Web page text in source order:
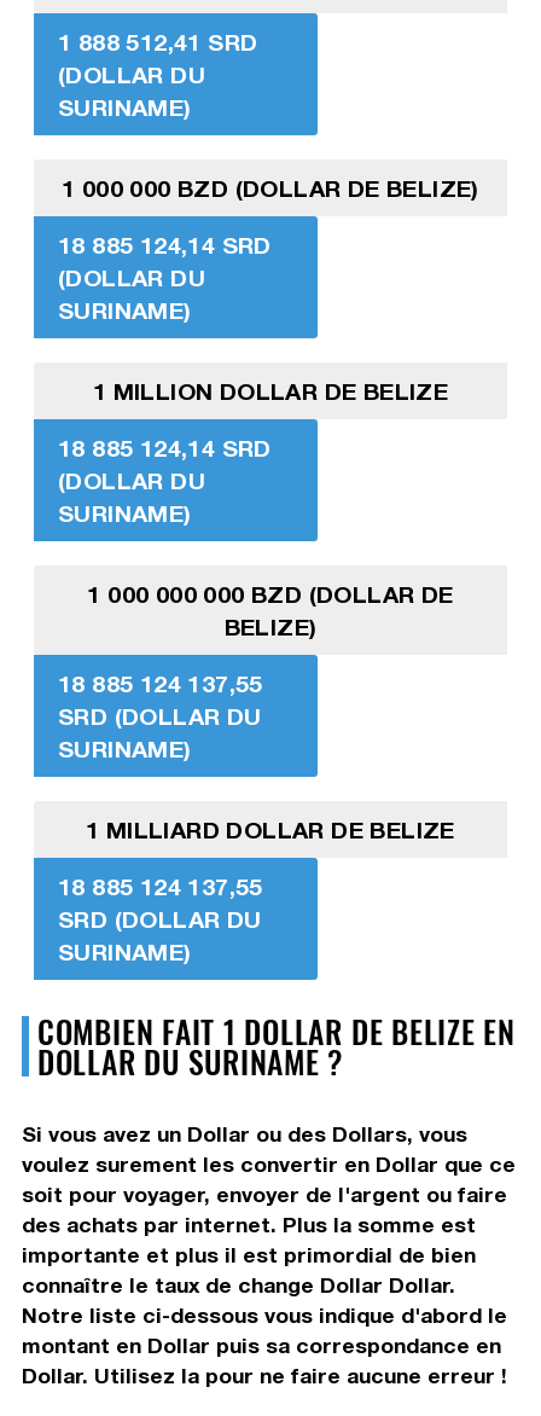
1 888 512,41 SRD
(DOLLAR DU
SURINAME)
1 000 000 BZD (DOLLAR DE BELIZE)
18 885 124,14 SRD
(DOLLAR DU
SURINAME)
1 MILLION DOLLAR DE BELIZE
18 885 124,14 SRD
(DOLLAR DU
SURINAME)
1 000 000 000 BZD (DOLLAR DE
BELIZE)
18 885 124 137,55
SRD (DOLLAR DU
SURINAME)
1 MILLIARD DOLLAR DE BELIZE
18 885 124 137,55
SRD (DOLLAR DU
SURINAME)
COMBIEN FAIT 1 DOLLAR DE BELIZE EN
DOLLAR DU SURINAME ?
Si vous avez un Dollar ou des Dollars, vous
voulez surement les convertir en Dollar que ce
soit pour voyager, envoyer de l'argent ou faire
des achats par internet. Plus la somme est
importante et plus il est primordial de bien
connaître le taux de change Dollar Dollar.
Notre liste ci-dessous vous indique d'abord le
montant en Dollar puis sa correspondance en
Dollar. Utilisez la pour ne faire aucune erreur !